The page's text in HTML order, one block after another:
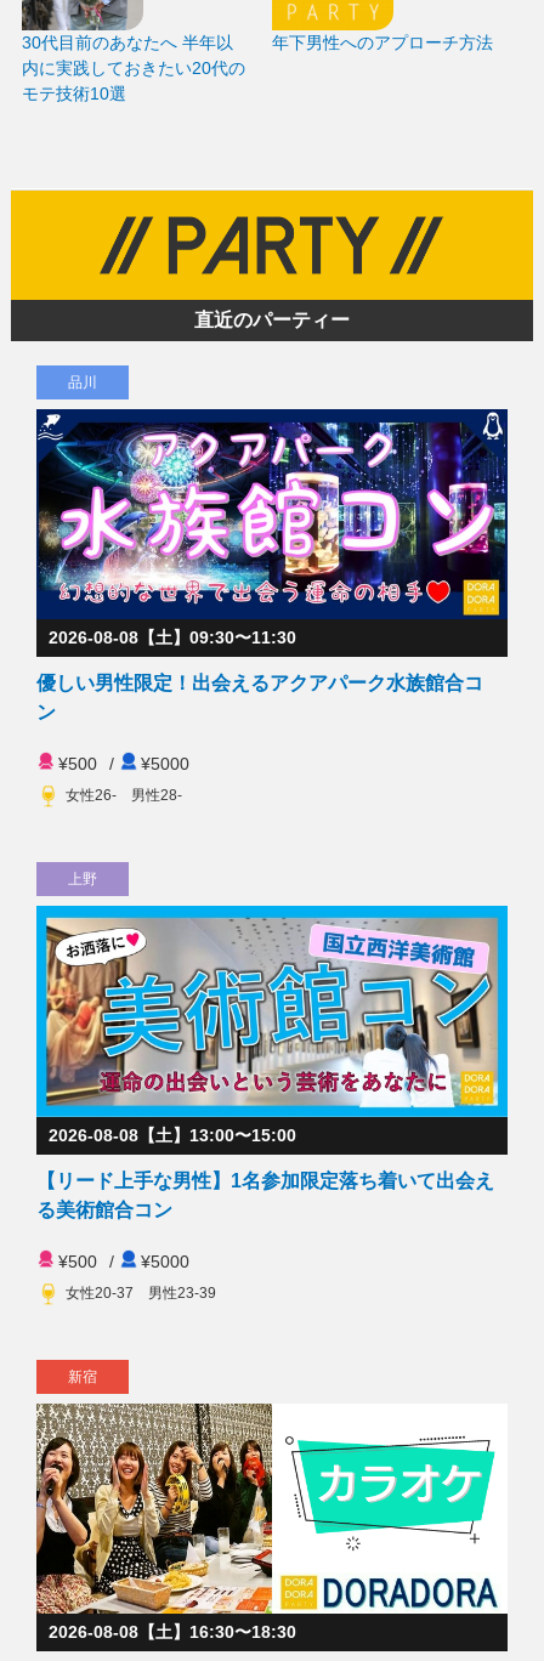
30代目前のあなたへ 半年以
内に実践しておきたい20代の
モテ技術10選
年下男性へのアプローチ方法
直近のパーティー
品川
2026-08-08【土】09:30〜11:30
優しい男性限定！出会えるアクアパーク水族館合コ
ン
¥500 / ¥5000
女性26- 男性28-
上野
2026-08-08【土】13:00〜15:00
【リード上手な男性】1名参加限定落ち着いて出会え
る美術館合コン
¥500 / ¥5000
女性20-37 男性23-39
新宿
2026-08-08【土】16:30〜18:30